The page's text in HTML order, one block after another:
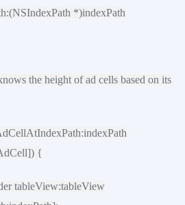
*)indexPath
the height of ad cells based on its
{
tableView:tableView